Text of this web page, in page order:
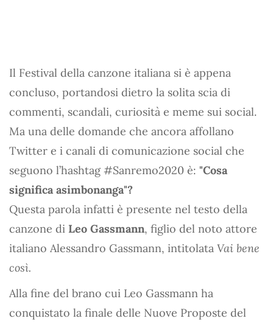
Il Festival della canzone italiana si è appena
concluso, portandosi dietro la solita scia di
commenti, scandali, curiosità e meme sui social.
Ma una delle domande che ancora affollano
Twitter e i canali di comunicazione social che
seguono l’hashtag #Sanremo2020 è: "Cosa
significa asimbonanga"?
Questa parola infatti è presente nel testo della
canzone di Leo Gassmann, figlio del noto attore
italiano Alessandro Gassmann, intitolata Vai bene
così.
Alla fine del brano cui Leo Gassmann ha
conquistato la finale delle Nuove Proposte del